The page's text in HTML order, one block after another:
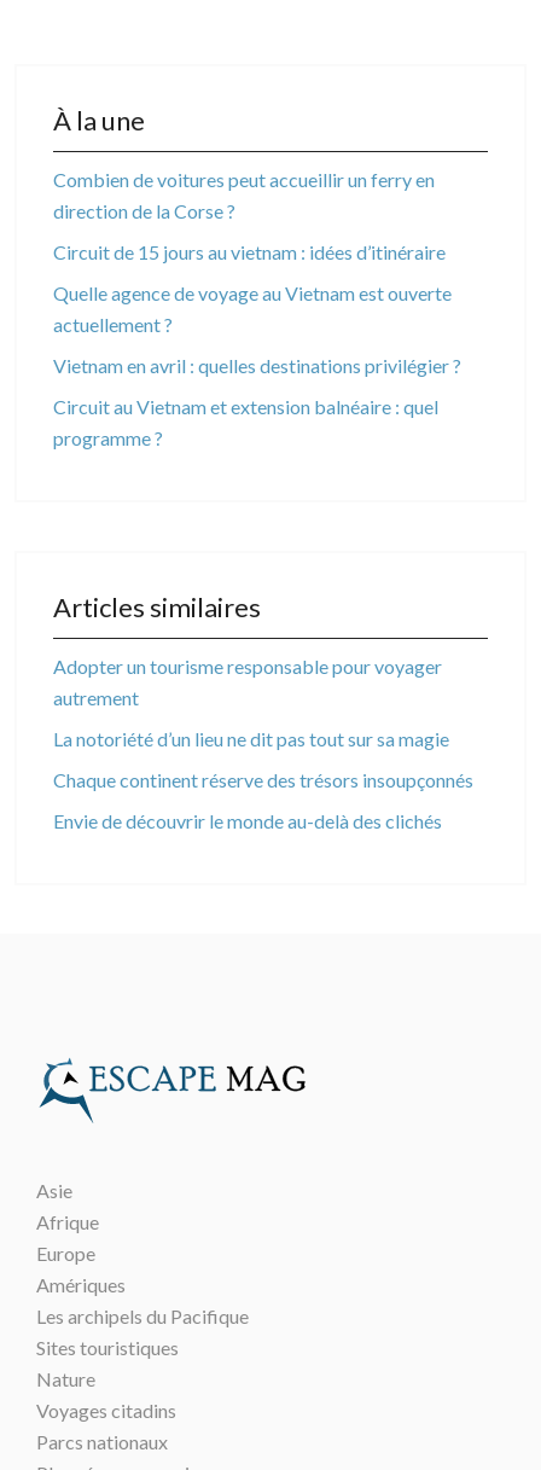
À la une
Combien de voitures peut accueillir un ferry en
direction de la Corse ?
Circuit de 15 jours au vietnam : idées d’itinéraire
Quelle agence de voyage au Vietnam est ouverte
actuellement ?
Vietnam en avril : quelles destinations privilégier ?
Circuit au Vietnam et extension balnéaire : quel
programme ?
Articles similaires
Adopter un tourisme responsable pour voyager
autrement
La notoriété d’un lieu ne dit pas tout sur sa magie
Chaque continent réserve des trésors insoupçonnés
Envie de découvrir le monde au-delà des clichés
Asie
Afrique
Europe
Amériques
Les archipels du Pacifique
Sites touristiques
Nature
Voyages citadins
Parcs nationaux